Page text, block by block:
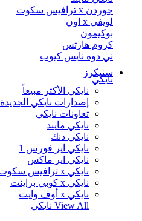
جوردن x ترافيس سكوت
لويفي x اون
بوكيمون
كروم هارتس
ني دوه نايس كيوب
سنيكرز
نايكي
نايكي الأكثر مبيعاً
إصدارات نايكي الجديدة
تعاونات نايكي
نايكي مايند
نايكي دنك
نايكي اير فورس 1
نايكي اير ماكس
نايكي x ترافيس سكوت
نايكي x كوبي براينت
نايكي x أوف وايت
View All نايكي